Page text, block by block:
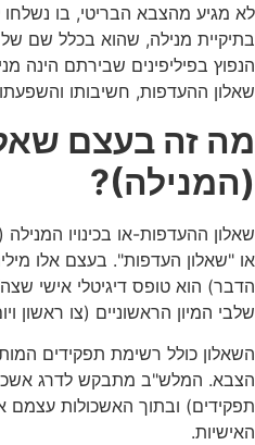
לא מגיע מהצבא הבריטי, בו נשלחו
בתיקיית מנילה, שהוא בכלל שם
הנפוץ בפיליפינים שבירתם הינה
שאלון ההעדפות, חשיבותו
מה זה בעצם
(המנילה)?
שאלון ההעדפות-או בכינויו
או "שאלון העדפות". בעצם אלו
הדבר) הוא טופס דיגיטלי אישי
שלבי המיון הראשוניים (צו ראשון
השאלון כולל רשימת תפקידים
הצבא. המלש"ב מתבקש לדרג
תפקידים) ובתוך האשכולות עצמם
האישיות.